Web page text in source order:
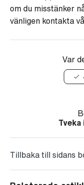
om du misstänker
vänligen kontakta
Var
Tillbaka till sidans